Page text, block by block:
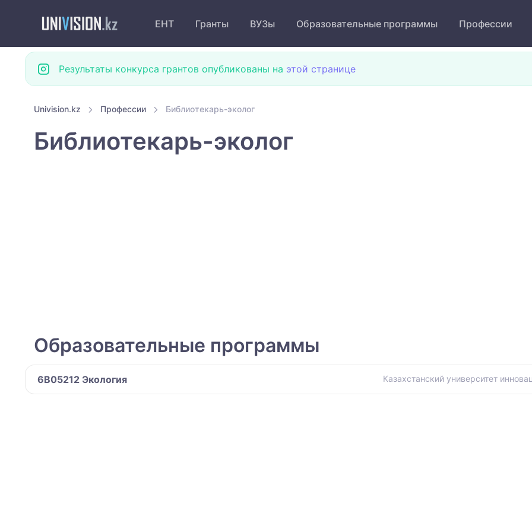
ЕНТ Гранты ВУЗы Образовательные программы Профессии
Результаты конкурса грантов опубликованы на этой странице
Univision.kz Профессии Библиотекарь-эколог
Библиотекарь-эколог
Образовательные программы
6B05212 Экология Казахстанский университет